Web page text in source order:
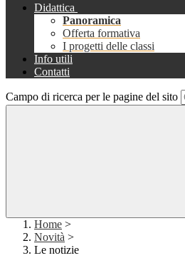
Didattica
Panoramica
Offerta formativa
I progetti delle classi
Info utili
Contatti
Campo di ricerca per le pagine del sito
Home >
Novità >
Le notizie